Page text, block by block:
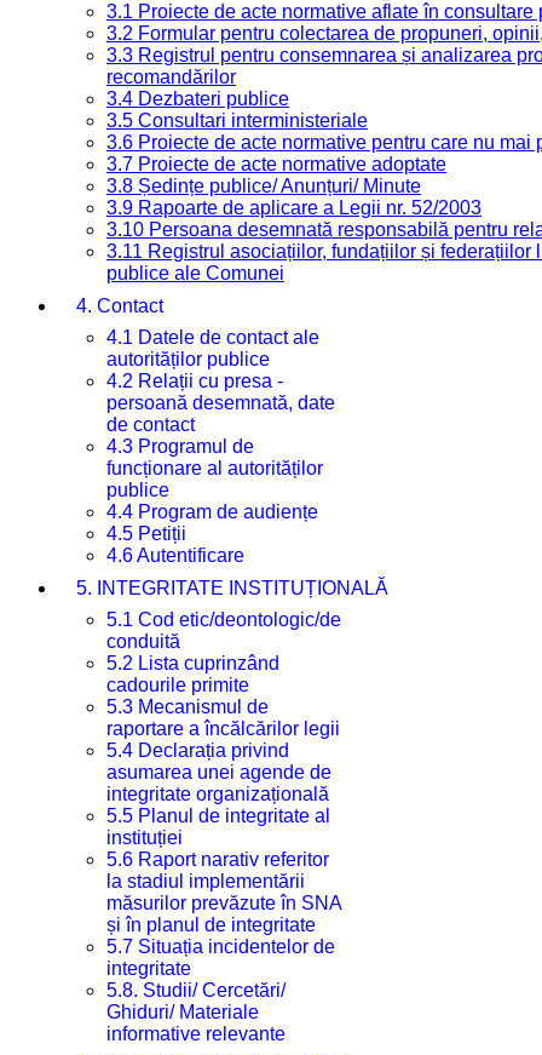
3.1 Proiecte de acte normative aflate în consultare
3.2 Formular pentru colectarea de propuneri,
3.3 Registrul pentru consemnarea și analizarea
recomandărilor
3.4 Dezbateri publice
3.5 Consultari interministeriale
3.6 Proiecte de acte normative pentru care nu mai
3.7 Proiecte de acte normative adoptate
3.8 Ședințe publice/ Anunțuri/ Minute
3.9 Rapoarte de aplicare a Legii nr. 52/2003
3.10 Persoana desemnată responsabilă pentru
3.11 Registrul asociațiilor, fundațiilor și federațiilor
publice ale Comunei
4. Contact
4.1 Datele de contact ale
autorităților publice
4.2 Relații cu presa -
persoană desemnată, date
de contact
4.3 Programul de
funcționare al autorităților
publice
4.4 Program de audiențe
4.5 Petiții
4.6 Autentificare
5. INTEGRITATE INSTITUȚIONALĂ
5.1 Cod etic/deontologic/de
conduită
5.2 Lista cuprinzând
cadourile primite
5.3 Mecanismul de
raportare a încălcărilor legii
5.4 Declarația privind
asumarea unei agende de
integritate organizațională
5.5 Planul de integritate al
instituției
5.6 Raport narativ referitor
la stadiul implementării
măsurilor prevăzute în SNA
și în planul de integritate
5.7 Situația incidentelor de
integritate
5.8. Studii/ Cercetări/
Ghiduri/ Materiale
informative relevante